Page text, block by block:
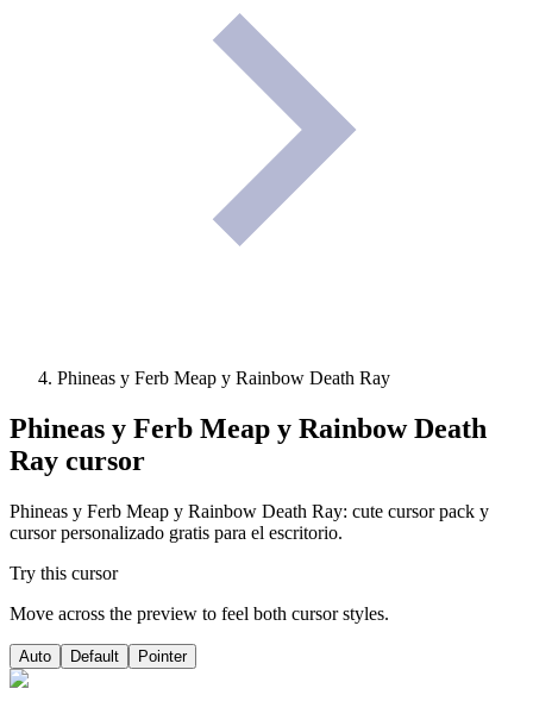
Phineas y Ferb Meap y Rainbow Death Ray
Phineas y Ferb Meap y Rainbow Death
Ray cursor
Phineas y Ferb Meap y Rainbow Death Ray: cute cursor pack y
cursor personalizado gratis para el escritorio.
Try this cursor
Move across the preview to feel both cursor styles.
Auto Default Pointer